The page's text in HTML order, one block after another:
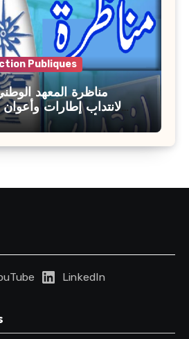
Publiques
مناظرة المعهد
لانتداب إطارات
مختلفة : أخر اجل للترشح 27 جويلية 2026
LinkedIn